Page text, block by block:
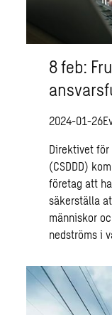
8 feb:
2024-01-26
Direktivet för
(CSDDD)
företag att
säkerställa
människor
nedströms i